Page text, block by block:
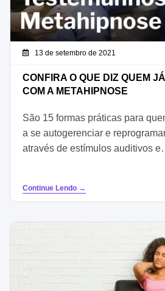
13 de setembro de 2021
CONFIRA O QUE DIZ QUEM
COM A METAHIPNOSE
São 15 formas práticas para
a se autogerenciar e
através de estímulos auditivos
Continue Lendo →